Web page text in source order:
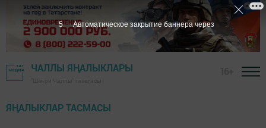
ЧАЛЛЫ ЯҢАЛЫКЛАРЫ
ЯҢАЛЫКЛАР ТАСМАСЫ
4 Автоматическое закрытие баннера через